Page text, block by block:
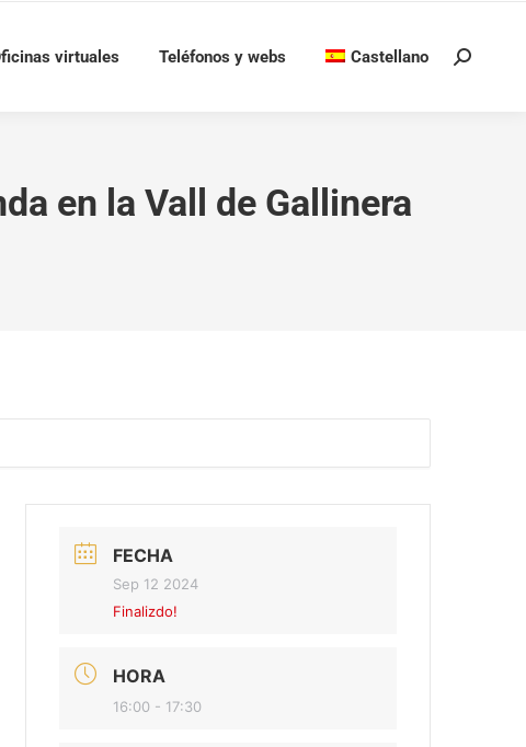
virtuales Teléfonos y webs Castellano Buscar:
en la Vall de Gallinera
FECHA
Sep 12 2024
Finalizdo!
HORA
16:00 - 17:30